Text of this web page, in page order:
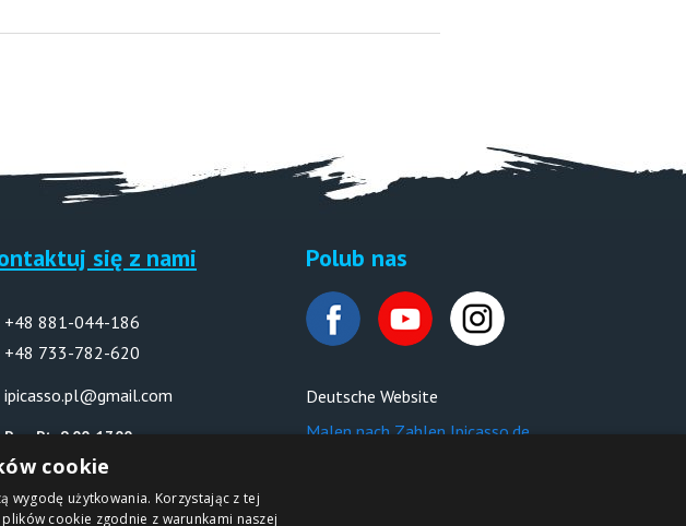
się z nami
+48 881-044-186
+48 733-782-620
ipicasso.pl@gmail.com
Pon-Pt: 9.00-17.00
Polub nas
Deutsche Website
Malen nach Zahlen Ipicasso.de
cookie
wygodę użytkowania. Korzystając z tej
cookie zgodnie z warunkami naszej